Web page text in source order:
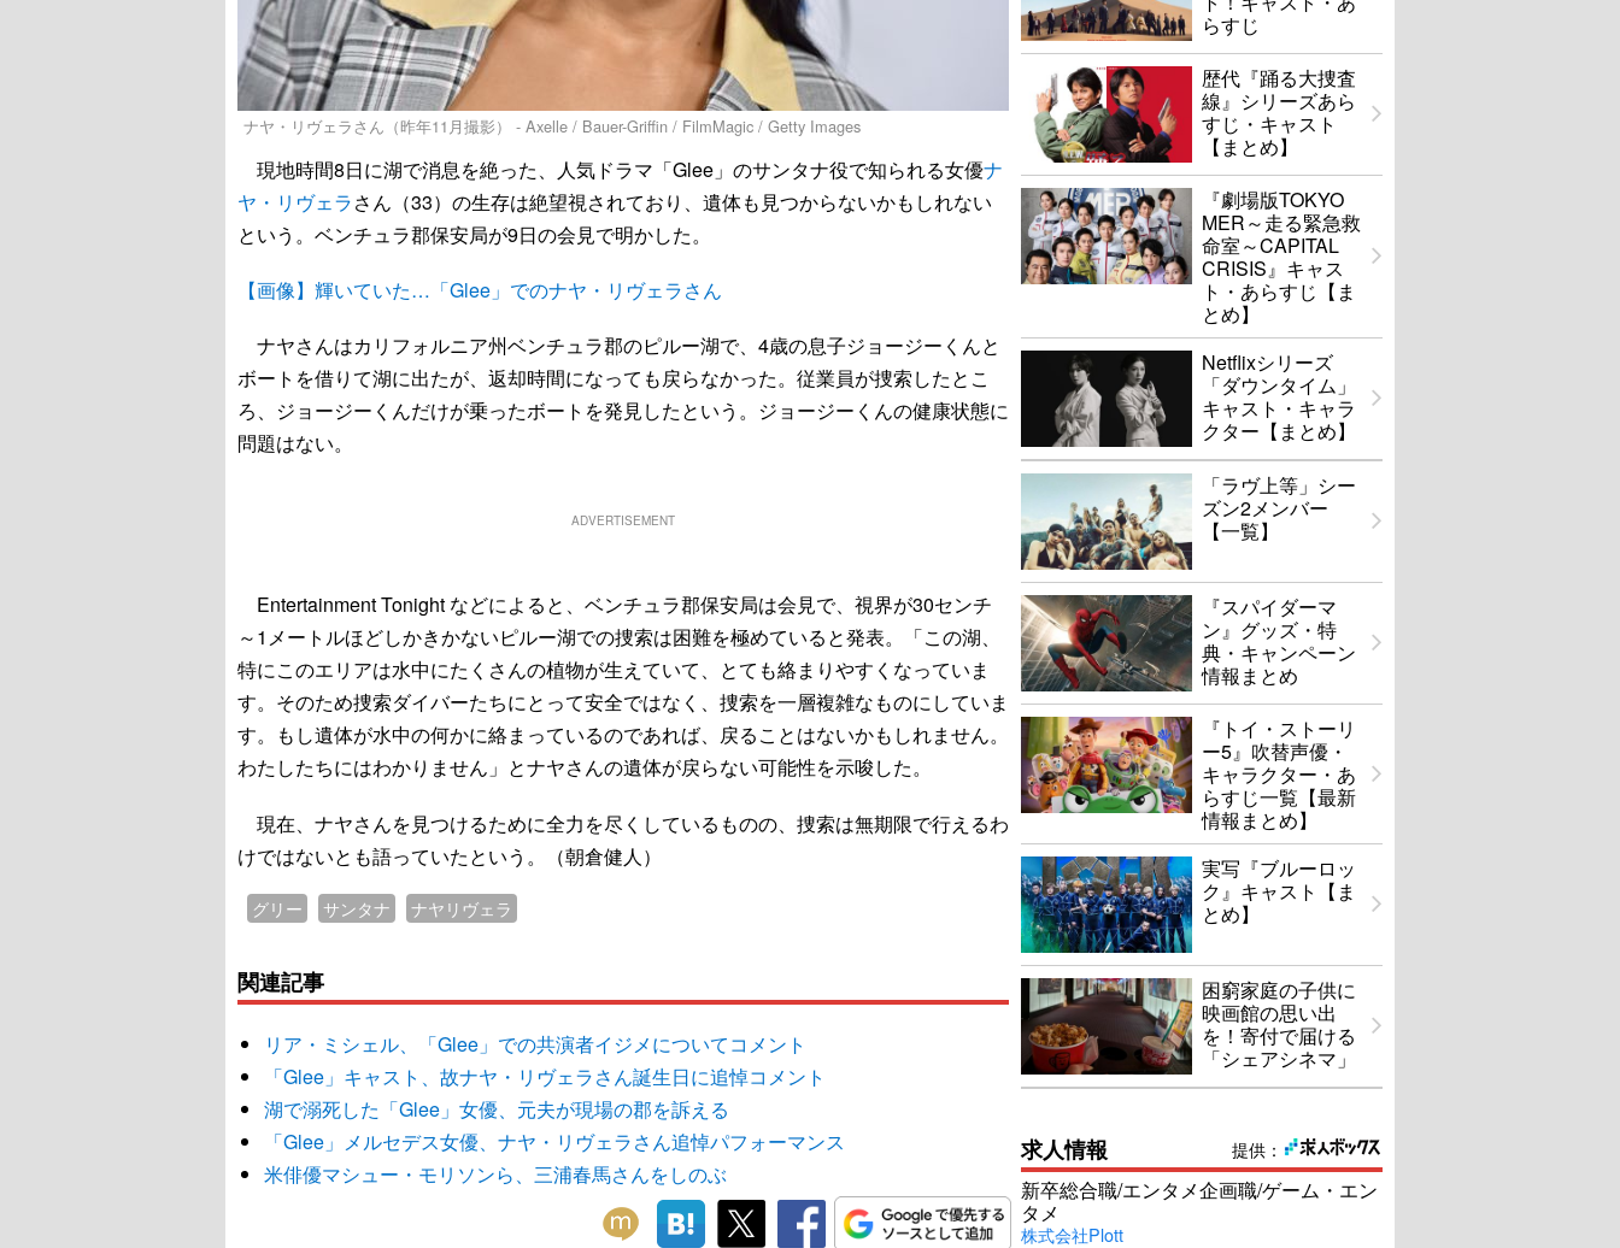
ナヤ・リヴェラさん（昨年11月撮影） - Axelle / Bauer-Griffin / FilmMagic / Getty Images
現地時間8日に湖で消息を絶った、人気ドラマ「Glee」のサンタナ役で知られる女優ナ
ヤ・リヴェラさん（33）の生存は絶望視されており、遺体も見つからないかもしれない
という。ベンチュラ郡保安局が9日の会見で明かした。
【画像】輝いていた…「Glee」でのナヤ・リヴェラさん
ナヤさんはカリフォルニア州ベンチュラ郡のピルー湖で、4歳の息子ジョージーくんと
ボートを借りて湖に出たが、返却時間になっても戻らなかった。従業員が捜索したとこ
ろ、ジョージーくんだけが乗ったボートを発見したという。ジョージーくんの健康状態に
問題はない。
ADVERTISEMENT
Entertainment Tonight などによると、ベンチュラ郡保安局は会見で、視界が30センチ
～1メートルほどしかきかないピルー湖での捜索は困難を極めていると発表。「この湖、
特にこのエリアは水中にたくさんの植物が生えていて、とても絡まりやすくなっていま
す。そのため捜索ダイバーたちにとって安全ではなく、捜索を一層複雑なものにしていま
す。もし遺体が水中の何かに絡まっているのであれば、戻ることはないかもしれません。
わたしたちにはわかりません」とナヤさんの遺体が戻らない可能性を示唆した。
現在、ナヤさんを見つけるために全力を尽くしているものの、捜索は無期限で行えるわ
けではないとも語っていたという。（朝倉健人）
グリー サンタナ ナヤリヴェラ
関連記事
リア・ミシェル、「Glee」での共演者イジメについてコメント
「Glee」キャスト、故ナヤ・リヴェラさん誕生日に追悼コメント
湖で溺死した「Glee」女優、元夫が現場の郡を訴える
「Glee」メルセデス女優、ナヤ・リヴェラさん追悼パフォーマンス
米俳優マシュー・モリソンら、三浦春馬さんをしのぶ
らすじ
歴代『踊る大捜査
線』シリーズあら
すじ・キャスト
【まとめ】
『劇場版TOKYO
MER～走る緊急救
命室～CAPITAL
CRISIS』キャス
ト・あらすじ【ま
とめ】
Netflixシリーズ
「ダウンタイム」
キャスト・キャラ
クター【まとめ】
「ラヴ上等」シー
ズン2メンバー
【一覧】
『スパイダーマ
ン』グッズ・特
典・キャンペーン
情報まとめ
『トイ・ストーリ
ー5』吹替声優・
キャラクター・あ
らすじ一覧【最新
情報まとめ】
実写『ブルーロッ
ク』キャスト【ま
とめ】
困窮家庭の子供に
映画館の思い出
を！寄付で届ける
「シェアシネマ」
提供：
求人情報
新卒総合職/エンタメ企画職/ゲーム・エン
タメ
株式会社Plott